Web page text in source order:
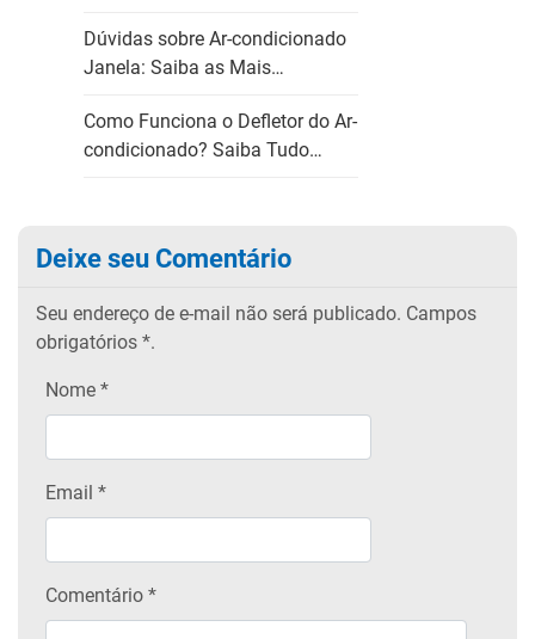
Dúvidas sobre Ar-condicionado
Janela: Saiba as Mais…
Como Funciona o Defletor do Ar-
condicionado? Saiba Tudo…
Deixe seu Comentário
Seu endereço de e-mail não será publicado. Campos
obrigatórios *.
Nome *
Email *
Comentário *